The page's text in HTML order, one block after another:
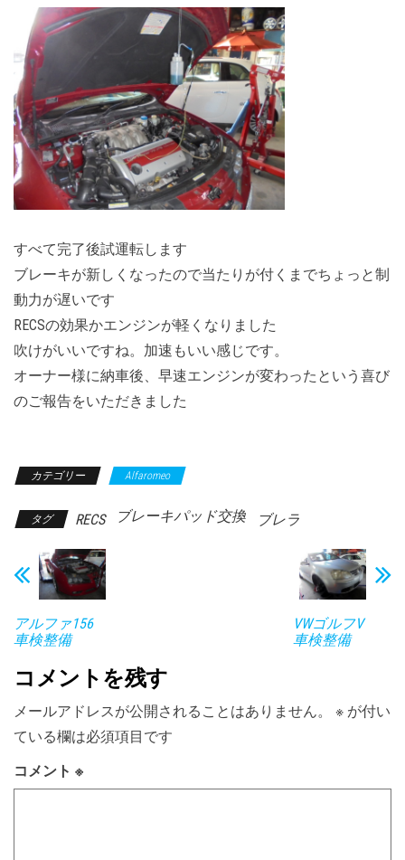
すべて完了後試運転します
ブレーキが新しくなったので当たりが付くまでちょっと制
動力が遅いです
RECSの効果かエンジンが軽くなりました
吹けがいいですね。加速もいい感じです。
オーナー様に納車後、早速エンジンが変わったという喜び
のご報告をいただきました
カテゴリー Alfaromeo
タグ RECS ブレーキパッド交換 ブレラ
アルファ156
車検整備
VWゴルフⅤ
車検整備
コメントを残す
メールアドレスが公開されることはありません。 ※ が付い
ている欄は必須項目です
コメント ※